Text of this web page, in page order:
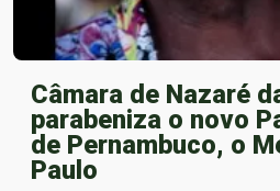
Câmara de Nazaré
parabeniza o novo
de Pernambuco, o
Paulo